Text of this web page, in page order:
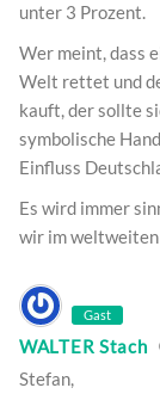
unter 3 Prozent.
Wer meint, dass
Welt rettet und
kauft, der sollte
symbolische
Einfluss
Es wird immer
wir im weltweiten
Gast
WALTER Stach
Stefan,